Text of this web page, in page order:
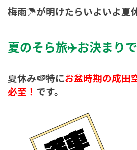
梅雨☂️が明けたらいよいよ夏
夏のそら旅✈️お決まり
夏休み🍉特にお盆時期の成田
必至！ です。